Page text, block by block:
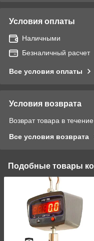
Условия оплаты
Наличными
Безналичный расчет
Все условия оплаты
Условия возврата
Возврат товара в
Все условия возврата
Подобные товары